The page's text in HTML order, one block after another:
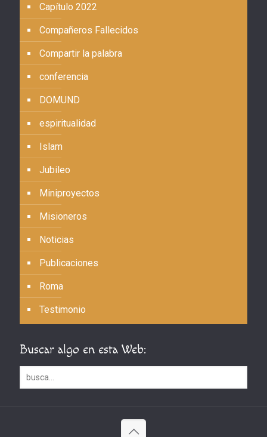
Capítulo 2022
Compañeros Fallecidos
Compartir la palabra
conferencia
DOMUND
espiritualidad
Islam
Jubileo
Miniproyectos
Misioneros
Noticias
Publicaciones
Roma
Testimonio
Buscar algo en esta Web: